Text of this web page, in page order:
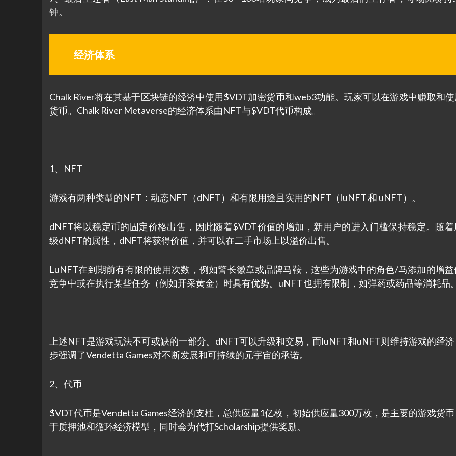
钟。
经济体系
Chalk River将在其基于区块链的经济中使用$VDT加密货币和web3功能。玩家可以在游戏中赚取和
货币。Chalk River Metaverse的经济体系由NFT与$VDT代币构成。
1、NFT
游戏有两种类型的NFT：动态NFT（dNFT）和有限用途且实用的NFT（luNFT 和 uNFT）。
dNFT将以稳定币的固定价格出售，因此随着$VDT价值的增加，新用户的进入门槛保持稳定。随
级dNFT的属性，dNFT将获得价值，并可以在二手市场上以溢价出售。
LuNFT在到期前有有限的使用次数，例如警长徽章或品牌马鞍，这些为游戏中的角色/马添加的增益
竞争中或在执行某些任务（例如开采黄金）时具有优势。uNFT 也拥有限制，如弹药或药品等消耗品。
上述NFT是游戏玩法不可或缺的一部分。dNFT可以升级和交易，而luNFT和uNFT则维持游戏的经
步强调了Vendetta Games对不断发展和可持续的元宇宙的承诺。
2、代币
$VDT代币是Vendetta Games经济的支柱，总供应量1亿枚，初始供应量300万枚，是主要的游戏货
于质押池和循环经济模型，同时会为代打Scholarship提供奖励。